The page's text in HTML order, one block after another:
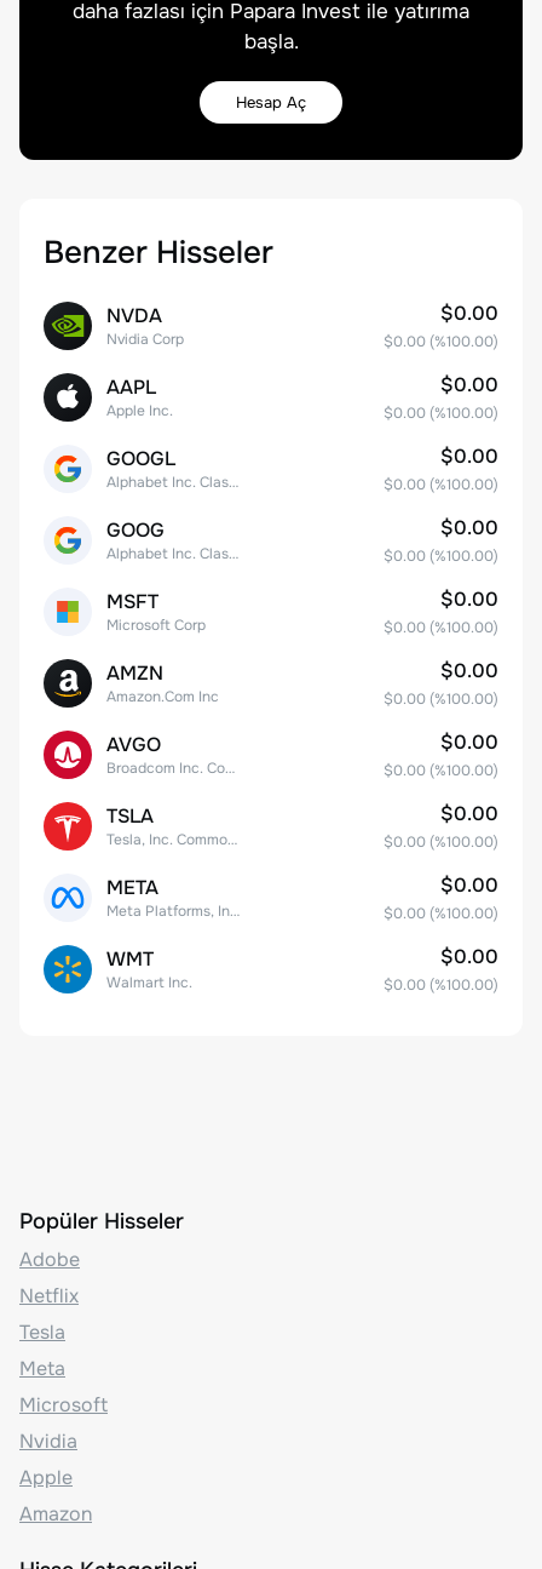
daha fazlası için Papara Invest ile yatırıma
başla.
Hesap Aç
Benzer Hisseler
NVDA
Nvidia Corp
$0.00
$0.00 (%100.00)
AAPL
Apple Inc.
$0.00
$0.00 (%100.00)
GOOGL
Alphabet Inc. Class A Common Stock
$0.00
$0.00 (%100.00)
GOOG
Alphabet Inc. Class C Capital Stock
$0.00
$0.00 (%100.00)
MSFT
Microsoft Corp
$0.00
$0.00 (%100.00)
AMZN
Amazon.Com Inc
$0.00
$0.00 (%100.00)
AVGO
Broadcom Inc. Common Stock
$0.00
$0.00 (%100.00)
TSLA
Tesla, Inc. Common Stock
$0.00
$0.00 (%100.00)
META
Meta Platforms, Inc. Class A Common Stock
$0.00
$0.00 (%100.00)
WMT
Walmart Inc.
$0.00
$0.00 (%100.00)
Popüler Hisseler
Adobe
Netflix
Tesla
Meta
Microsoft
Nvidia
Apple
Amazon